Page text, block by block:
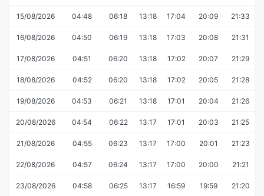
15/08/2026 04:48 06:18 13:18 17:04 20:09 21:33
16/08/2026 04:50 06:19 13:18 17:03 20:08 21:31
17/08/2026 04:51 06:20 13:18 17:02 20:07 21:29
18/08/2026 04:52 06:20 13:18 17:02 20:05 21:28
19/08/2026 04:53 06:21 13:18 17:01 20:04 21:26
20/08/2026 04:54 06:22 13:17 17:01 20:03 21:25
21/08/2026 04:55 06:23 13:17 17:00 20:01 21:23
22/08/2026 04:57 06:24 13:17 17:00 20:00 21:21
23/08/2026 04:58 06:25 13:17 16:59 19:59 21:20